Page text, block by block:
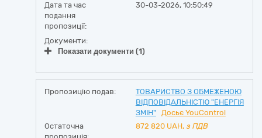
Дата та час
подання
пропозиції:
30-03-2026, 10:50:49
Документи:
Показати документи (1)
Пропозицію подав:
ТОВАРИСТВО З ОБМЕЖЕНОЮ
ВІДПОВІДАЛЬНІСТЮ "ЕНЕРГІЯ
ЗМІН"
Досьє YouControl
Остаточна
872 820 UAH, з ПДВ